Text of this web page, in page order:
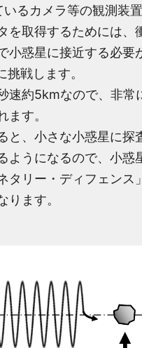
いるカメラ等の観測装
を取得するためには、
小惑星に接近する必要
戦します。
速約5kmなので、非常
ます。
と、小さな小惑星に探
ようになるので、小惑
タリー・ディフェンス
ります。